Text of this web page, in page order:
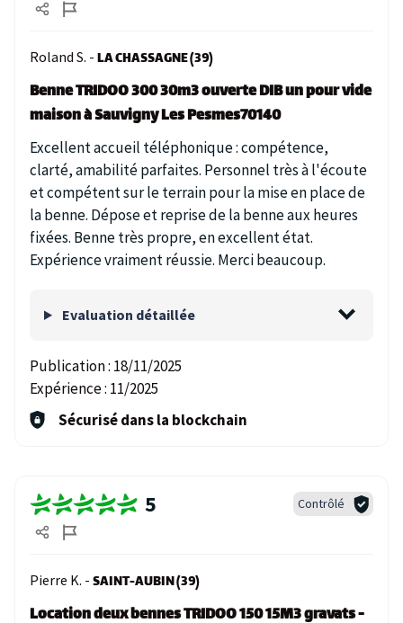
Roland S. - LA CHASSAGNE (39)
Benne TRIDOO 300 30m3 ouverte DIB un pour vide
maison à Sauvigny Les Pesmes70140
Excellent accueil téléphonique : compétence,
clarté, amabilité parfaites. Personnel très à l'écoute
et compétent sur le terrain pour la mise en place de
la benne. Dépose et reprise de la benne aux heures
fixées. Benne très propre, en excellent état.
Expérience vraiment réussie. Merci beaucoup.
Evaluation détaillée
Publication : 18/11/2025
Expérience : 11/2025
Sécurisé dans la blockchain
5 Contrôlé
Pierre K. - SAINT-AUBIN (39)
Location deux bennes TRIDOO 150 15M3 gravats -